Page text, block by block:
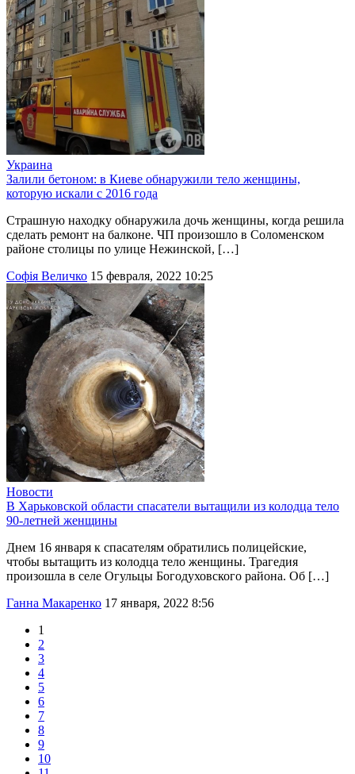
Украина
Залили бетоном: в Киеве обнаружили тело женщины,
которую искали с 2016 года
Страшную находку обнаружила дочь женщины, когда решила
сделать ремонт на балконе. ЧП произошло в Соломенском
районе столицы по улице Нежинской, […]
Софія Величко 15 февраля, 2022 10:25
Новости
В Харьковской области спасатели вытащили из колодца тело
90-летней женщины
Днем 16 января к спасателям обратились полицейские,
чтобы вытащить из колодца тело женщины. Трагедия
произошла в селе Огульцы Богодуховского района. Об […]
Ганна Макаренко 17 января, 2022 8:56
1
2
3
4
5
6
7
8
9
10